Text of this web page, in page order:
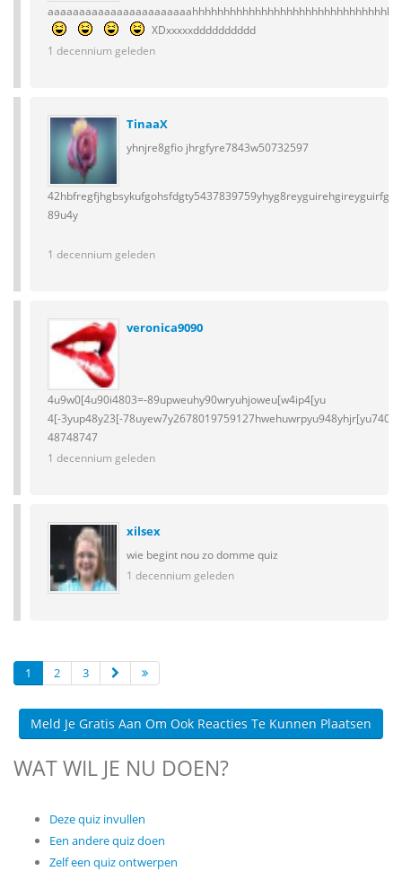
XDxxxxxdddddddddd
1 decennium geleden
TinaaX
yhnjre8gfio jhrgfyre7843w50732597
89u4y
1 decennium geleden
veronica9090
4u9w0[4u90i4803=-89upweuhy90wryuhjoweu[w4ip4[yu
4[-3yup48y23[-
48748747
1 decennium geleden
xilsex
wie begint nou zo domme quiz
1 decennium geleden
1 2 3
Meld Je Gratis Aan Om Ook Reacties Te Kunnen Plaatsen
WAT WIL JE NU DOEN?
Deze quiz invullen
Een andere quiz doen
Zelf een quiz ontwerpen